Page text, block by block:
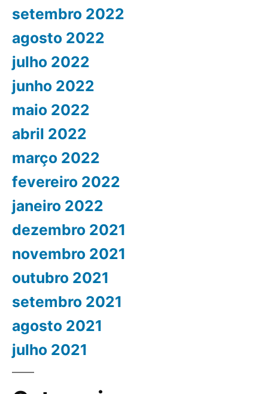
setembro 2022
agosto 2022
julho 2022
junho 2022
maio 2022
abril 2022
março 2022
fevereiro 2022
janeiro 2022
dezembro 2021
novembro 2021
outubro 2021
setembro 2021
agosto 2021
julho 2021